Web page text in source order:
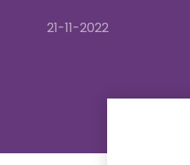
21-11-2022